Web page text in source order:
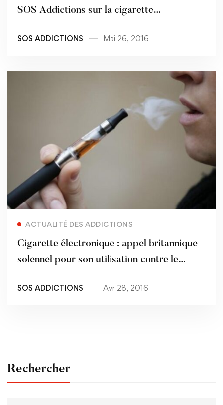
SOS Addictions sur la cigarette
SOS ADDICTIONS Mai 26, 2016
ACTUALITÉ DES ADDICTIONS
Cigarette électronique : appel britannique
solennel pour son utilisation contre le
SOS ADDICTIONS Avr 28, 2016
Rechercher